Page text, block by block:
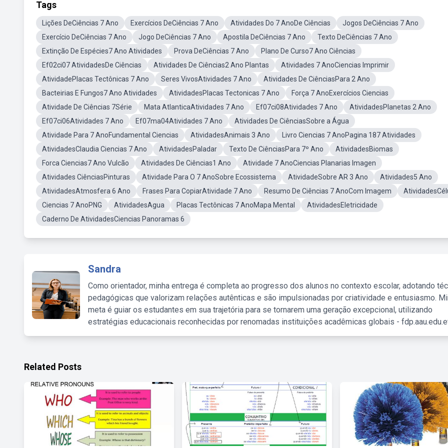
Tags
Lições DeCiências 7 Ano Exercícios DeCiências 7 Ano Atividades Do 7 AnoDe Ciências
Jogos DeCiências 7 Ano
Exercício DeCiências 7 Ano
Jogo DeCiências 7 Ano Apostila DeCiências 7 Ano
Texto DeCiências 7 Ano
Extinção De Espécies7 Ano Atividades
Prova DeCiências 7 Ano
Plano De Curso7 Ano Ciências
Ef02ci07 AtividadesDe Ciências
Atividades De Ciências2 Ano Plantas
Atividades 7 AnoCiencias Imprimir
AtividadePlacas Tectônicas 7 Ano
Seres VivosAtividades 7 Ano
Atividades De CiênciasPara 2 Ano
Bacteirias E Fungos7 Ano Atividades
AtividadesPlacas Tectonicas 7 Ano
Força 7 AnoExercícios Ciencias
Atividade De Ciências 7Série
Mata AtlanticaAtividades 7 Ano Ef07ci08Atividades 7 Ano
AtividadesPlanetas 2 Ano
Ef07ci06Atividades 7 Ano
Ef07ma04Atividades 7 Ano
Atividades De CiênciasSobre a Água
Atividade Para 7 AnoFundamental Ciencias
AtividadesAnimais 3 Ano
Livro Ciencias 7 AnoPagina 187 Atividades
AtividadesClaudia Ciencias 7 Ano
AtividadesPaladar Texto De CiênciasPara 7º Ano
AtividadesBiomas
Forca Ciencias7 Ano Vulcão
Atividades De Ciências1 Ano
Atividade 7 AnoCiencias Planarias Imagen
Atividades CiênciasPinturas
Atividade Para O 7 AnoSobre Ecossistema AtividadeSobre AR 3 Ano
Atividades5 Ano
AtividadesAtmosfera 6 Ano
Frases Para CopiarAtividade 7 Ano Resumo De Ciências 7 AnoCom Imagem
Ciencias 7 AnoPNG
AtividadesAgua Placas Tectônicas 7 AnoMapa Mental
AtividadesEletricidade
Caderno De AtividadesCiencias Panoramas 6
Sandra
Como orientador, minha entrega é completa ao progresso dos alunos no contexto escolar, adotando
pedagógicas que valorizam relações autênticas e são impulsionadas por criatividade e entusiasmo.
meta é guiar os estudantes em sua trajetória para se tornarem uma geração excepcional, utilizando
estratégias educacionais reconhecidas por renomadas instituições acadêmicas globais -
Related Posts